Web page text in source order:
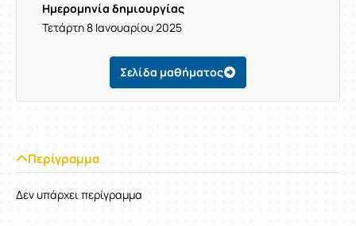
Ημερομηνία δημιουργίας
Τετάρτη 8 Ιανουαρίου 2025
Σελίδα μαθήματος
Περίγραμμα
Δεν υπάρχει περίγραμμα